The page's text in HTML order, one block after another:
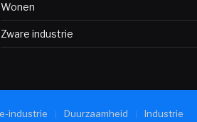
Wonen
Zware industrie
industrie Duurzaamheid Industrie